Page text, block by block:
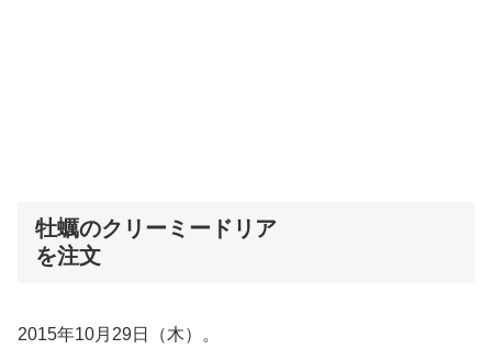
牡蠣のクリーミードリア
を注文
2015年10月29日（木）。